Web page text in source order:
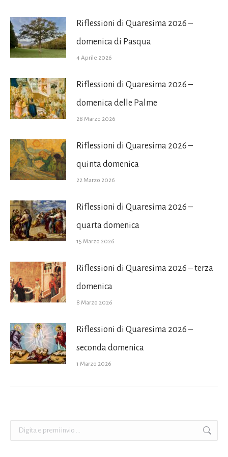
Riflessioni di Quaresima 2026 –
domenica di Pasqua
4 Aprile 2026
Riflessioni di Quaresima 2026 –
domenica delle Palme
28 Marzo 2026
Riflessioni di Quaresima 2026 –
quinta domenica
22 Marzo 2026
Riflessioni di Quaresima 2026 –
quarta domenica
15 Marzo 2026
Riflessioni di Quaresima 2026 – terza
domenica
8 Marzo 2026
Riflessioni di Quaresima 2026 –
seconda domenica
1 Marzo 2026